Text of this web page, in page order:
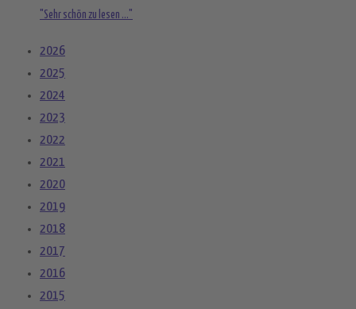
"Sehr schön zu lesen ..."
2026
2025
2024
2023
2022
2021
2020
2019
2018
2017
2016
2015